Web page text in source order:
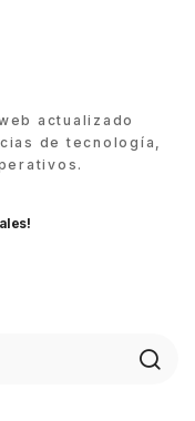
actualizado
de tecnología,